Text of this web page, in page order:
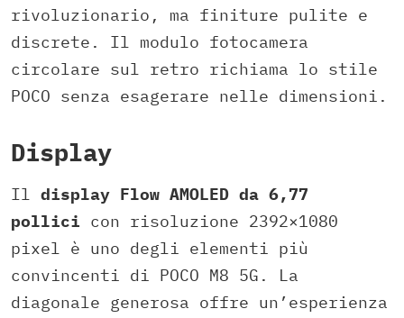
rivoluzionario, ma finiture pulite e
discrete. Il modulo fotocamera
circolare sul retro richiama lo stile
POCO senza esagerare nelle dimensioni.
Display
Il display Flow AMOLED da 6,77
pollici con risoluzione 2392×1080
pixel è uno degli elementi più
convincenti di POCO M8 5G. La
diagonale generosa offre un’esperienza